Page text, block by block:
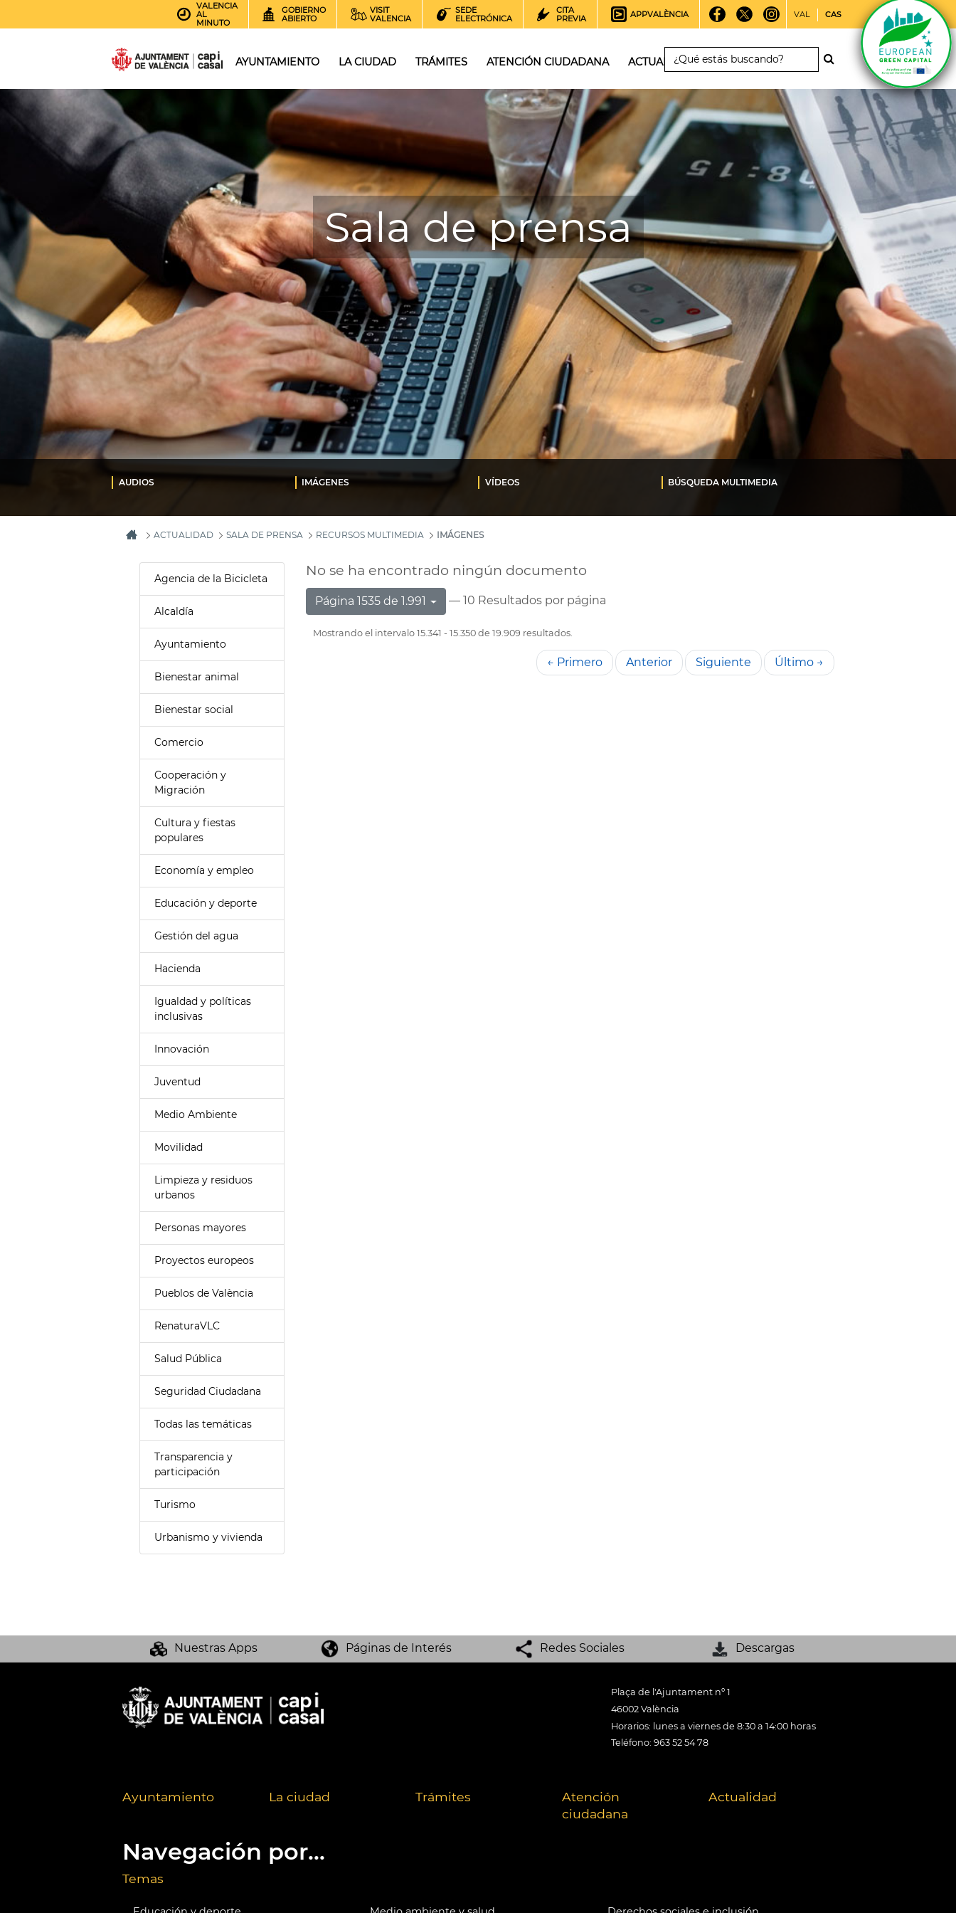
VALENCIA
AL
MINUTO
GOBIERNO
ABIERTO
VISIT
VALENCIA
SEDE
ELECTRÓNICA
CITA
PREVIA
APPVALÈNCIA VAL CAS
AYUNTAMIENTO LA CIUDAD TRÁMITES ATENCIÓN CIUDADANA ACTUALIDAD
Sala de prensa
AUDIOS IMÁGENES VÍDEOS BÚSQUEDA MULTIMEDIA
ACTUALIDAD SALA DE PRENSA RECURSOS MULTIMEDIA IMÁGENES
Agencia de la Bicicleta
Alcaldía
Ayuntamiento
Bienestar animal
Bienestar social
Comercio
Cooperación y
Migración
Cultura y fiestas
populares
Economía y empleo
Educación y deporte
Gestión del agua
Hacienda
Igualdad y políticas
inclusivas
Innovación
Juventud
Medio Ambiente
Movilidad
Limpieza y residuos
urbanos
Personas mayores
Proyectos europeos
Pueblos de València
RenaturaVLC
Salud Pública
Seguridad Ciudadana
Todas las temáticas
Transparencia y
participación
Turismo
Urbanismo y vivienda
No se ha encontrado ningún documento
Página 1535 de 1.991 — 10 Resultados por página
Mostrando el intervalo 15.341 - 15.350 de 19.909 resultados.
← Primero Anterior Siguiente Último →
Nuestras Apps Páginas de Interés Redes Sociales Descargas
Plaça de l'Ajuntament nº 1
46002 València
Horarios: lunes a viernes de 8:30 a 14:00 horas
Teléfono: 963 52 54 78
Ayuntamiento La ciudad Trámites
Atención
ciudadana
Actualidad
Navegación por...
Temas